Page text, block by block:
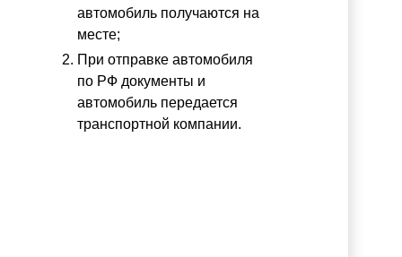
автомобиль получаются на
месте;
При отправке автомобиля
по РФ документы и
автомобиль передается
транспортной компании.